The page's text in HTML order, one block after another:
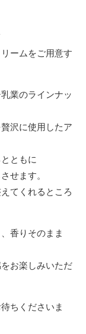
ームをご用意す
業のラインナッ
沢に使用したア
ともに
せます。
てくれるところ
香りそのまま
お楽しみいただ
ちくださいま